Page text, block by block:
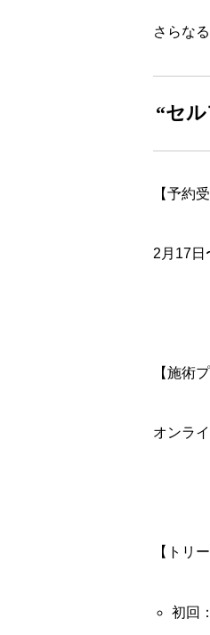
さらな
“セ
【予約
2月17日
【施術
オンラ
【トリ
初回